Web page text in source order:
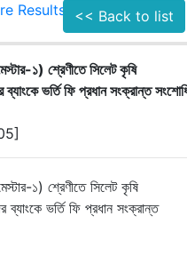
Results << Back to list
১) শ্রেণীতে সিলেট কৃষি
ব্যাংকে ভর্তি ফি প্রধান সংক্রান্ত
১) শ্রেণীতে সিলেট কৃষি
ব্যাংকে ভর্তি ফি প্রধান সংক্রান্ত